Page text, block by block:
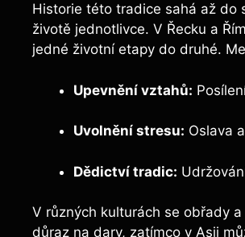
Historie‌ této tradice sahá až do
životě jednotlivce. V ​Řecku a
jedné životní etapy do druhé.⁢
Upevnění vztahů:
Uvolnění stresu: Oslava
Dědictví tradic:
V různých kulturách se obřady
důraz na dary, zatímco v Asii